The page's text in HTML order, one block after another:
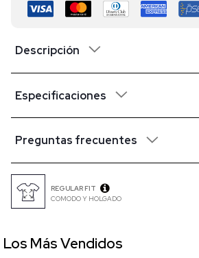
Descripción
Especificaciones
Preguntas frecuentes
REGULAR FIT
COMODO Y HOLGADO
Los Más Vendidos